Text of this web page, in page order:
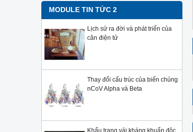
MODULE TIN TỨC 2
Lịch sử ra đời và phát triển của
cân điện tử
Thay đổi cấu trúc của biến chủng
nCoV Alpha và Beta
Khẩu trang vải kháng khuẩn độc